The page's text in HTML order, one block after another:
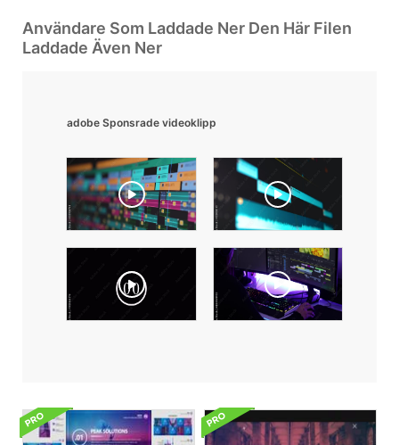
Användare Som Laddade Ner Den Här Filen
Laddade Även Ner
adobe Sponsrade videoklipp